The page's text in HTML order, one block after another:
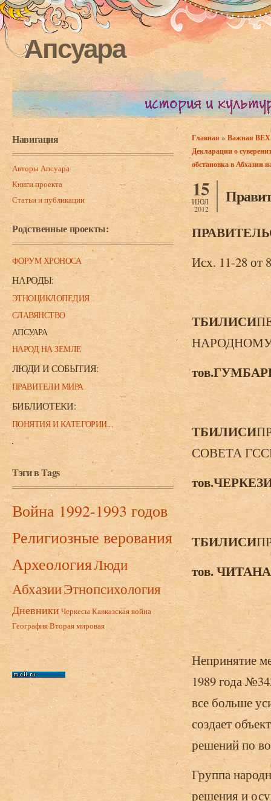
Апсуара
Навигация
Авторы Апсуара
Книги проекта
Статьи и публикации
Родственные проекты:
ФОРУМ ХРОНОСА
НАРОДЫ:
ЭТНОЦИКЛОПЕДИЯ
СЛАВЯНСТВО
АПСУАРА
НАРОД НА ЗЕМЛЕ
ЛЮДИ И СОБЫТИЯ:
ПРАВИТЕЛИ МИРА
БИБЛИОТЕКИ:
ПОНЯТИЯ И КАТЕГОРИИ...
Тэги в Tags
Война 1992-1993 годов
Религиозные верования
АрхеологияЛюди
АбхазииЭтнопсихология
Дневники ЧеркесыКавказская война
ГеографияВторая мировая
Вы здесь
Главная » Важная ВЕХА
Декларации о
обстановка в Абхазии
15
ИЮЛ
2012
Исх. 11-28 от
ТБИЛИСИ
тов.
ТБИЛИСИ
СОВЕТА
тов.
ТБИЛИСИ
тов.
Непринятие
1989 года
все больше
создает
решений по
Группа
решения и